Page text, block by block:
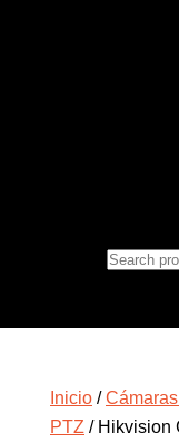
Inicio /
PTZ / Hikvision